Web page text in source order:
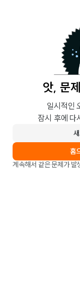
앗, 문
일시적인
잠시 후에 다
홈
계속해서 같은 문제가 발